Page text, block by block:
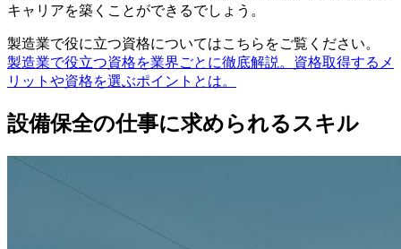
キャリアを築くことができるでしょう。
製造業で役に立つ資格についてはこちらをご覧ください。
製造業で役立つ資格を業界ごとに徹底解説。資格取得するメ
リットや資格を選ぶポイントとは。
設備保全の仕事に求められるスキル